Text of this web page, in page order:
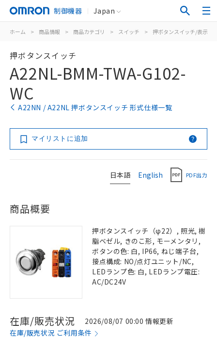
制御機器 Japan
ホーム > 商品情報 > 商品カテゴリ > スイッチ > 押ボタンスイッチ/表示灯
押ボタンスイッチ
A22NL-BMM-TWA-G102-
WC
A22NN / A22NL 押ボタンスイッチ 形式仕様一覧
マイリストに追加
日本語 English PDF出力
商品概要
押ボタンスイッチ（φ22）, 照光, 樹
脂ベゼル, きのこ形, モーメンタリ,
ボタンの色: 白, IP66, ねじ端子台,
接点構成: NO/点灯ユニット/NC,
LEDランプ色: 白, LEDランプ電圧:
AC/DC24V
在庫/販売状況
2026/08/07 00:00 情報更新
在庫/販売状況 ご利用条件